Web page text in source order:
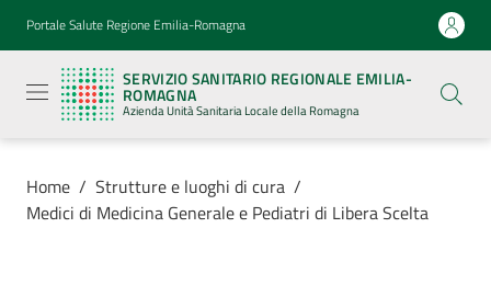
Vai al contenuto
Vai alla navigazione
Vai al footer
Portale Salute Regione Emilia-Romagna
SERVIZIO SANITARIO REGIONALE EMILIA-
ROMAGNA
Azienda Unità Sanitaria Locale della Romagna
Sanitario
Regionale
Emilia-
Romagna
Azienda
Sanitaria
Locale della
Romagna
Home / Strutture e luoghi di cura /
Medici di Medicina Generale e Pediatri di Libera Scelta